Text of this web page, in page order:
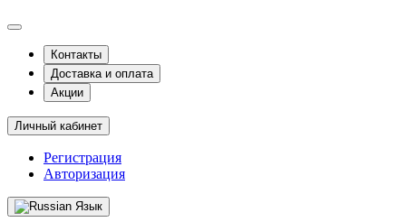
Контакты
Доставка и оплата
Акции
Личный кабинет
Регистрация
Авторизация
Язык